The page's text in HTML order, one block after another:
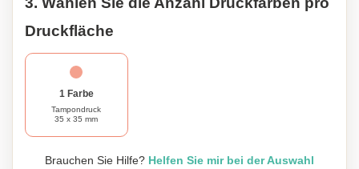
Druckfläche
1 Farbe
Tampondruck
35 x 35 mm
Brauchen Sie Hilfe? Helfen Sie mir bei der Auswahl